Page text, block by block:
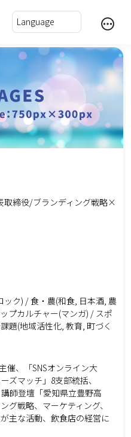
取締役/ブランディング戦略×
ック) / 食・農(和食, 日本酒, 農
プカルチャー(マンガ) / スポ
題(地域活性化, 教育, 町づく
催、「SNSオンライン大
ズマッチ」8支部統括、
師登壇「愛知県立豊野高
グ戦略、マーケティング、
主な活動、飲食店の経営に